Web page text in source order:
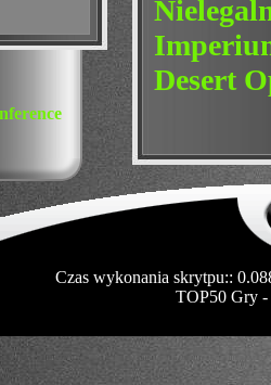
Desert
Czas wykonania skrytpu::
TOP50 Gry